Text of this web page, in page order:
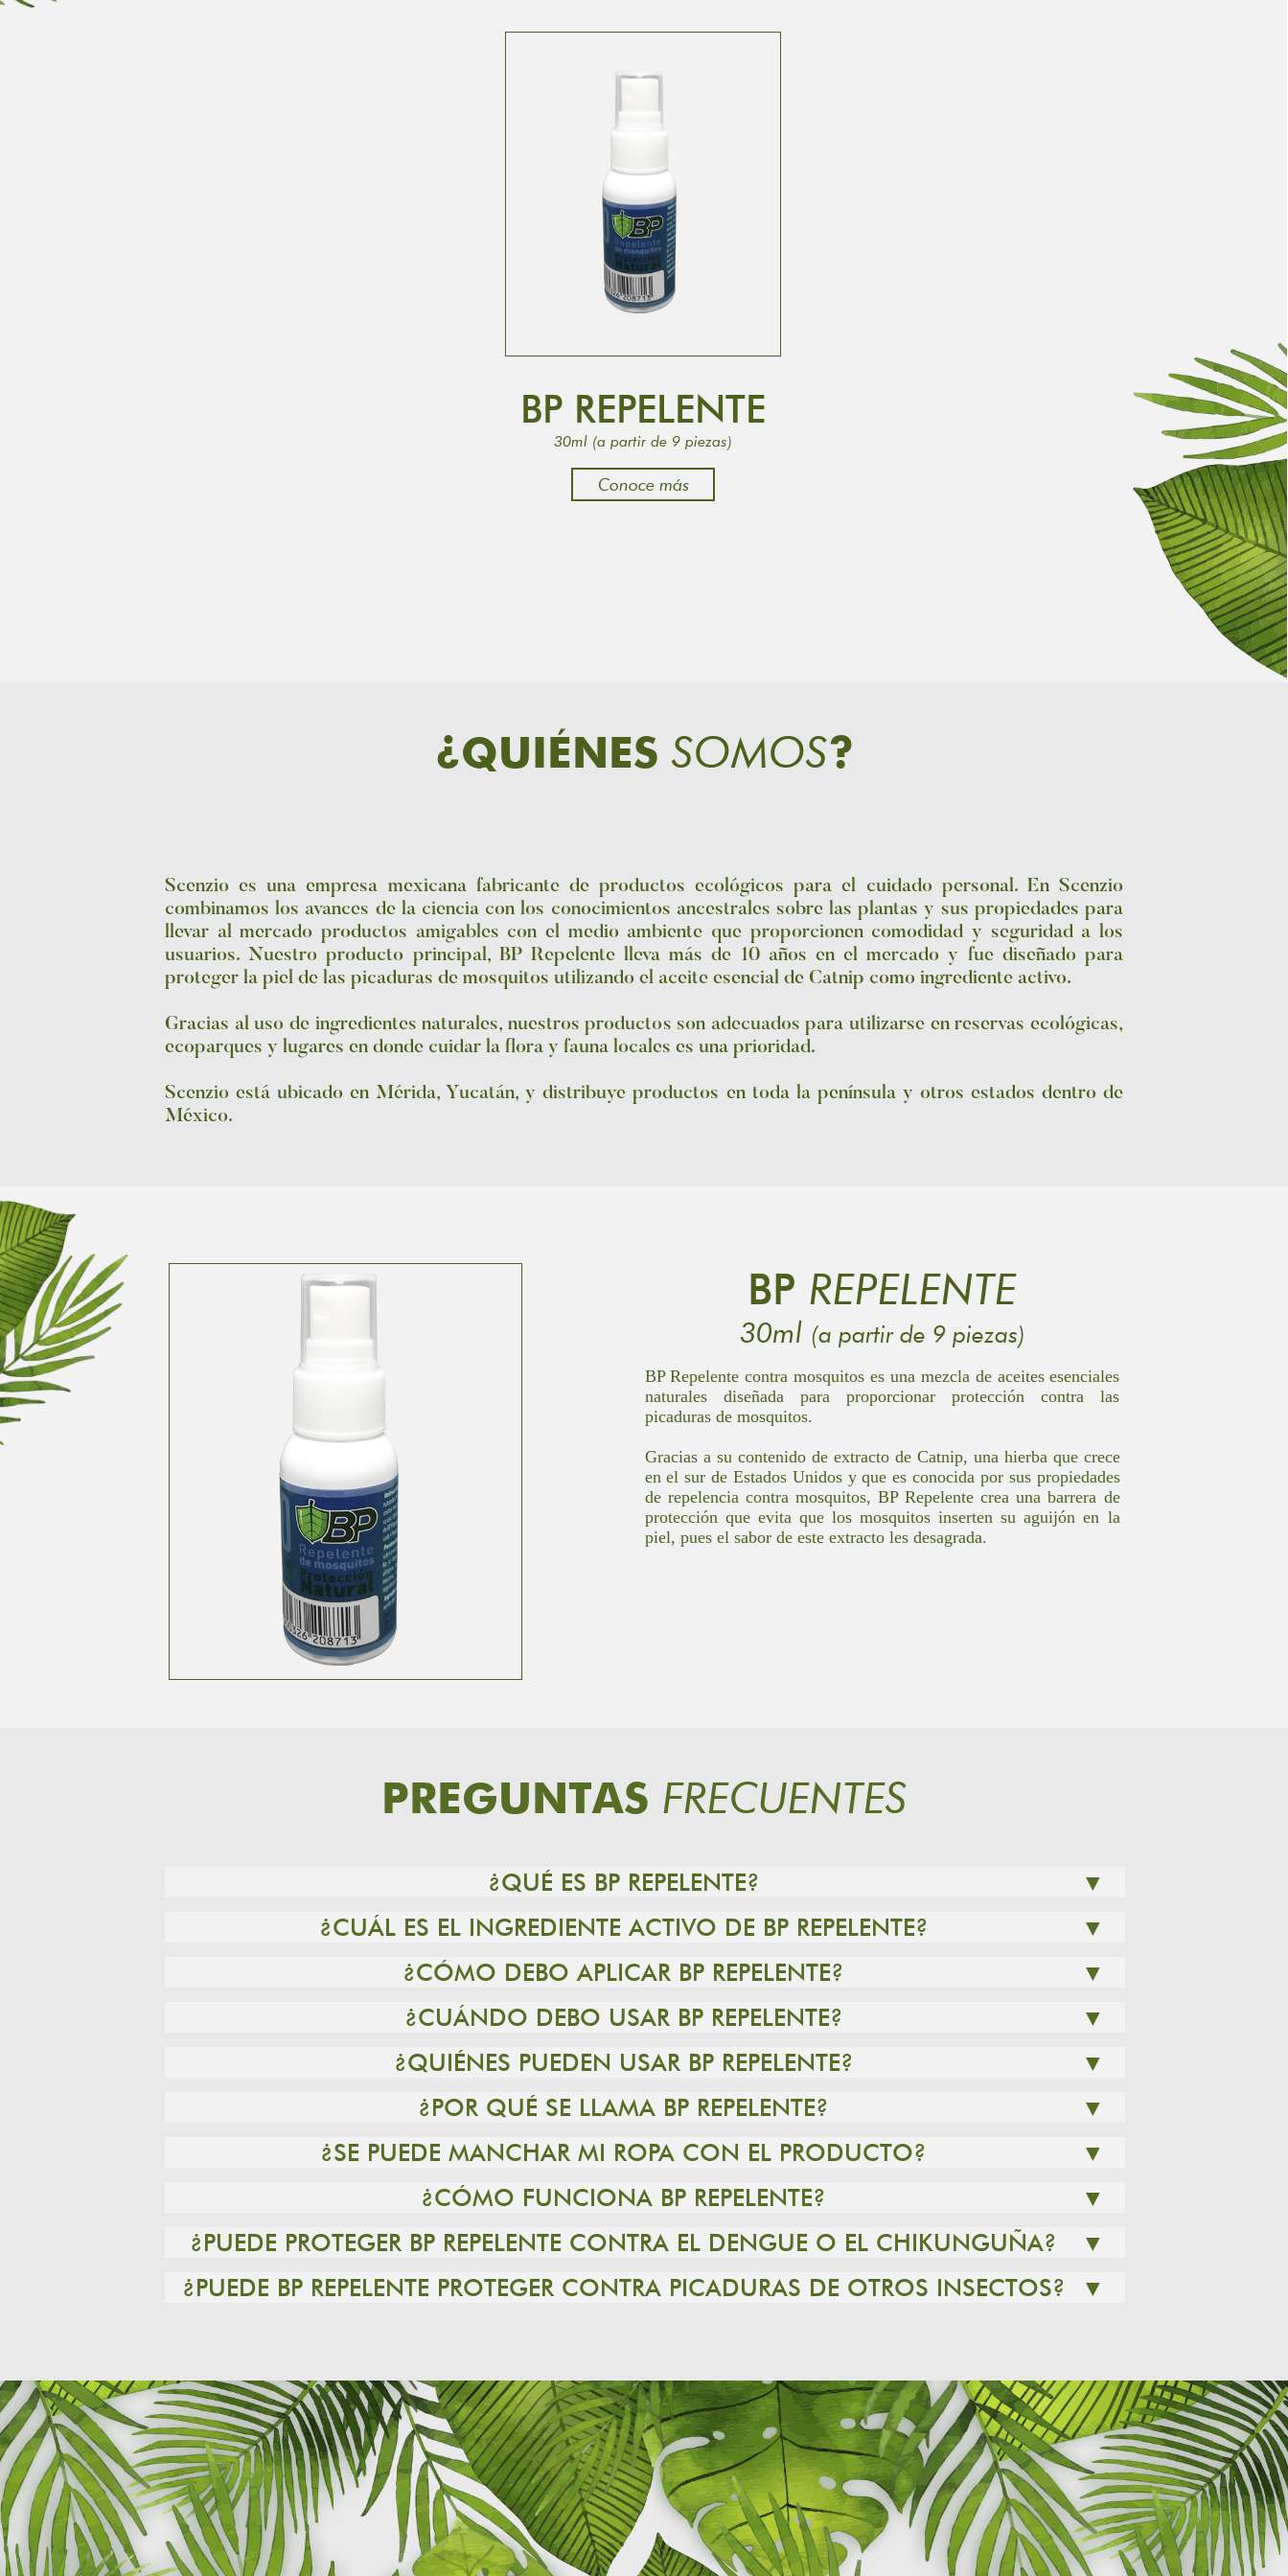
BP REPELENTE
30ml (a partir de 9 piezas)
Conoce más
¿QUIÉNES SOMOS?
Scenzio es una empresa mexicana fabricante de productos ecológicos para el cuidado personal. En Scenzio
combinamos los avances de la ciencia con los conocimientos ancestrales sobre las plantas y sus propiedades para
llevar al mercado productos amigables con el medio ambiente que proporcionen comodidad y seguridad a los
usuarios. Nuestro producto principal, BP Repelente lleva más de 10 años en el mercado y fue diseñado para
proteger la piel de las picaduras de mosquitos utilizando el aceite esencial de Catnip como ingrediente activo.
Gracias al uso de ingredientes naturales, nuestros productos son adecuados para utilizarse en reservas ecológicas,
ecoparques y lugares en donde cuidar la flora y fauna locales es una prioridad.
Scenzio está ubicado en Mérida, Yucatán, y distribuye productos en toda la península y otros estados dentro de
México.
BP REPELENTE
30ml (a partir de 9 piezas)
BP Repelente contra mosquitos es una mezcla de aceites esenciales
naturales diseñada para proporcionar protección contra las
picaduras de mosquitos.
Gracias a su contenido de extracto de Catnip, una hierba que crece
en el sur de Estados Unidos y que es conocida por sus propiedades
de repelencia contra mosquitos, BP Repelente crea una barrera de
protección que evita que los mosquitos inserten su aguijón en la
piel, pues el sabor de este extracto les desagrada.
PREGUNTAS FRECUENTES
¿QUÉ ES BP REPELENTE?
▼
¿CUÁL ES EL INGREDIENTE ACTIVO DE BP REPELENTE?
▼
¿CÓMO DEBO APLICAR BP REPELENTE?
▼
¿CUÁNDO DEBO USAR BP REPELENTE?
▼
¿QUIÉNES PUEDEN USAR BP REPELENTE?
▼
¿POR QUÉ SE LLAMA BP REPELENTE?
▼
¿SE PUEDE MANCHAR MI ROPA CON EL PRODUCTO?
▼
¿CÓMO FUNCIONA BP REPELENTE?
▼
¿PUEDE PROTEGER BP REPELENTE CONTRA EL DENGUE O EL CHIKUNGUÑA?
▼
¿PUEDE BP REPELENTE PROTEGER CONTRA PICADURAS DE OTROS INSECTOS?
▼